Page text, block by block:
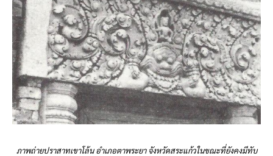
ภาพถ่ายปราสาทเขาโล้น อำเภอตาพระยา จังหวัดสระแก้วในขณะที่ยังคงมีทับ